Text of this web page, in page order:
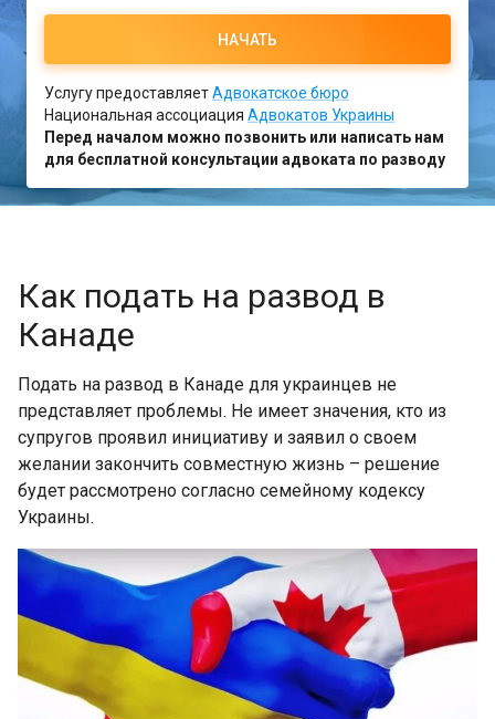
НАЧАТЬ
Услугу предоставляетАдвокатское бюро
Национальная ассоциация Адвокатов Украины
Перед началом можно позвонить или написать нам
для бесплатной консультации адвоката по разводу
Как подать на развод в
Канаде
Подать на развод в Канаде для украинцев не
представляет проблемы. Не имеет значения, кто из
супругов проявил инициативу и заявил о своем
желании закончить совместную жизнь – решение
будет рассмотрено согласно семейному кодексу
Украины.